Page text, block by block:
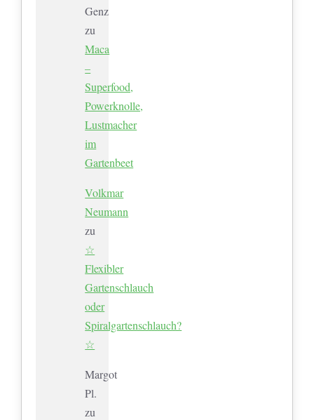
Genz
zu
Maca
–
Superfood,
Powerknolle,
Lustmacher
im
Gartenbeet
Volkmar
Neumann
zu
☆
Flexibler
Gartenschlauch
oder
Spiralgartenschlauch?
☆
Margot
Pl.
zu